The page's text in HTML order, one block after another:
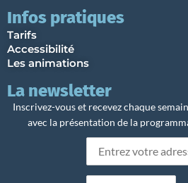
Infos pratiques
Tarifs
Accessibilité
Les animations
La newsletter
Inscrivez-vous et recevez chaque
avec la présentation de la